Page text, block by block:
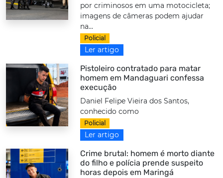
por criminosos em uma motocicleta;
imagens de câmeras podem ajudar
na...
Policial
Ler artigo
Pistoleiro contratado para matar
homem em Mandaguari confessa
execução
Daniel Felipe Vieira dos Santos,
conhecido como
Policial
Ler artigo
Crime brutal: homem é morto diante
do filho e polícia prende suspeito
horas depois em Maringá